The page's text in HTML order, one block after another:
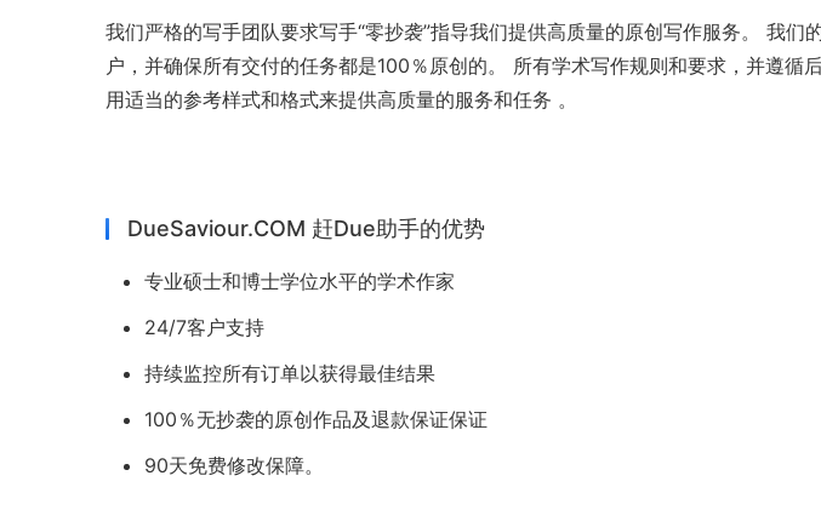
我们严格的写手团队要求写手“零抄袭”指导我们提供高质量的原创写作服务。 我
户，并确保所有交付的任务都是100％原创的。 所有学术写作规则和要求，并遵
用适当的参考样式和格式来提供高质量的服务和任务 。
DueSaviour.COM 赶Due助手的优势
专业硕士和博士学位水平的学术作家
24/7客户支持
持续监控所有订单以获得最佳结果
100％无抄袭的原创作品及退款保证保证
90天免费修改保障。